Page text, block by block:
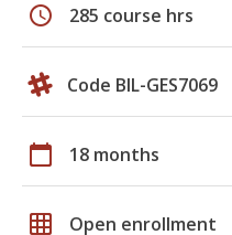
schedule 285 course hrs
Code BIL-GES7069
calendar_today 18 months
grid_on Open enrollment